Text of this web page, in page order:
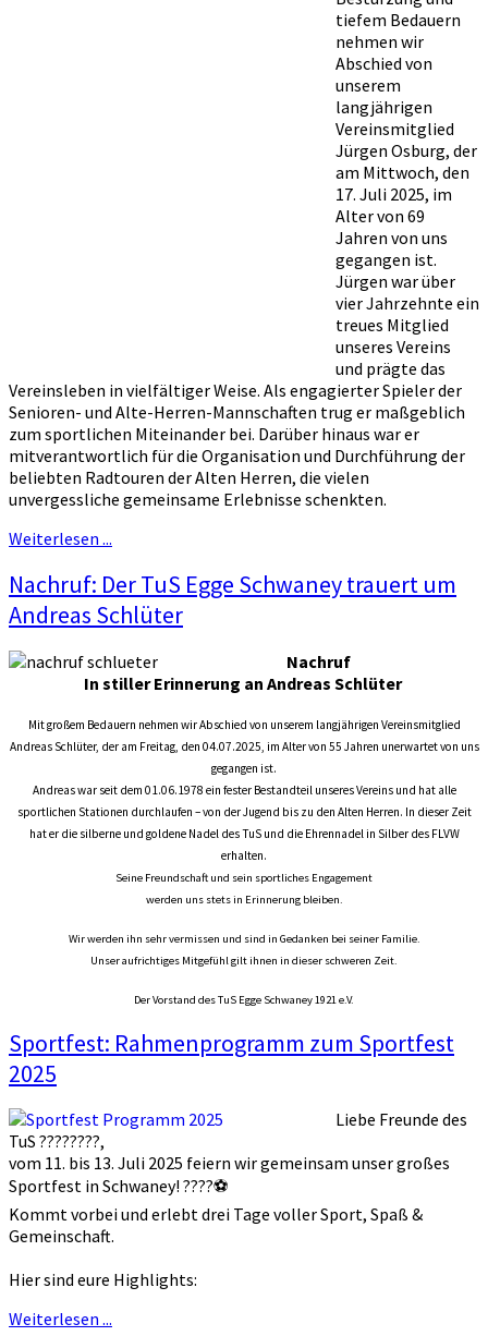
tiefem Bedauern
nehmen wir
Abschied von
unserem
langjährigen
Vereinsmitglied
Jürgen Osburg, der
am Mittwoch, den
17. Juli 2025, im
Alter von 69
Jahren von uns
gegangen ist.
Jürgen war über
vier Jahrzehnte ein
treues Mitglied
unseres Vereins
und prägte das
Vereinsleben in vielfältiger Weise. Als engagierter Spieler der
Senioren- und Alte-Herren-Mannschaften trug er maßgeblich
zum sportlichen Miteinander bei. Darüber hinaus war er
mitverantwortlich für die Organisation und Durchführung der
beliebten Radtouren der Alten Herren, die vielen
unvergessliche gemeinsame Erlebnisse schenkten.
Weiterlesen ...
Nachruf: Der TuS Egge Schwaney trauert um
Andreas Schlüter
Nachruf
In stiller Erinnerung an Andreas Schlüter
Mit großem Bedauern nehmen wir Abschied von unserem langjährigen Vereinsmitglied
Andreas Schlüter, der am Freitag, den 04.07.2025, im Alter von 55 Jahren unerwartet von uns
gegangen ist.
Andreas war seit dem 01.06.1978 ein fester Bestandteil unseres Vereins und hat alle
sportlichen Stationen durchlaufen – von der Jugend bis zu den Alten Herren. In dieser Zeit
hat er die silberne und goldene Nadel des TuS und die Ehrennadel in Silber des FLVW
erhalten.
Seine Freundschaft und sein sportliches Engagement
werden uns stets in Erinnerung bleiben.
Wir werden ihn sehr vermissen und sind in Gedanken bei seiner Familie.
Unser aufrichtiges Mitgefühl gilt ihnen in dieser schweren Zeit.
Der Vorstand des TuS Egge Schwaney 1921 e.V.
Sportfest: Rahmenprogramm zum Sportfest
2025
Liebe Freunde des
TuS ????????,
vom 11. bis 13. Juli 2025 feiern wir gemeinsam unser großes
Sportfest in Schwaney! ????⚽
Kommt vorbei und erlebt drei Tage voller Sport, Spaß &
Gemeinschaft.
Hier sind eure Highlights:
Weiterlesen ...